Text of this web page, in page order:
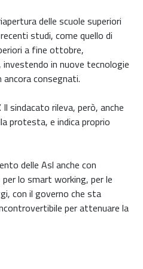
delle scuole superiori
studi, come quello di
a fine ottobre,
in nuove tecnologie
consegnati.
sindacato rileva, però, anche
protesta, e indica proprio
delle Asl anche con
lo smart working, per le
con il governo che sta
per attenuare la